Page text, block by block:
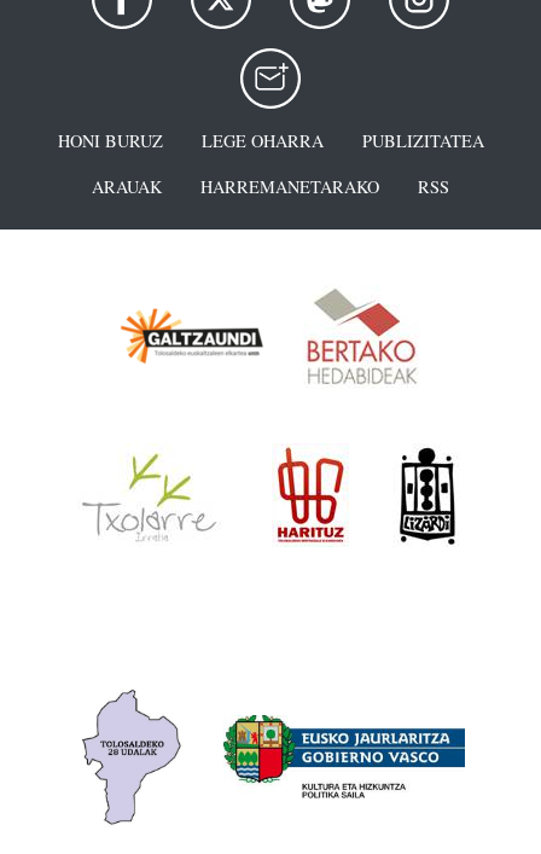
HONI BURUZ LEGE OHARRA
PUBLIZITATEA
ARAUAK
HARREMANETARAKO RSS